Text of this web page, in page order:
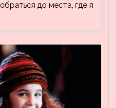
до места, где я